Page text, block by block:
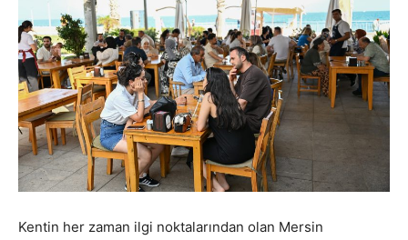
Kentin her zaman ilgi noktalarından olan Mersin